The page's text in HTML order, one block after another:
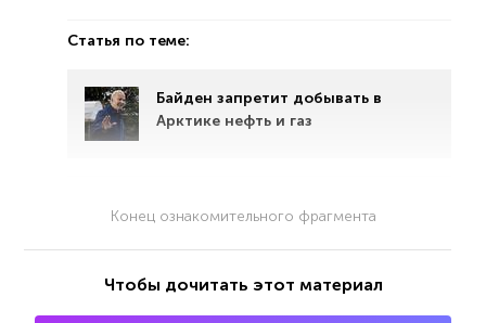
Статья по теме:
Байден запретит добывать в
Арктике нефть и газ
Конец ознакомительного фрагмента
Чтобы дочитать этот материал